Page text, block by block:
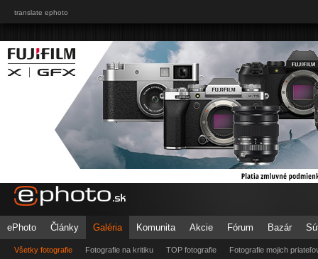
translate ephoto
ePhoto Články Galéria
Všetky fotografie Fotografie na kritiku TOP fotografie Fotografie mojich
Komunita Akcie Fórum Bazár